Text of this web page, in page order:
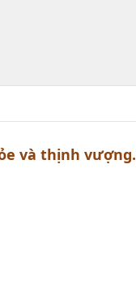
và thịnh vượng.